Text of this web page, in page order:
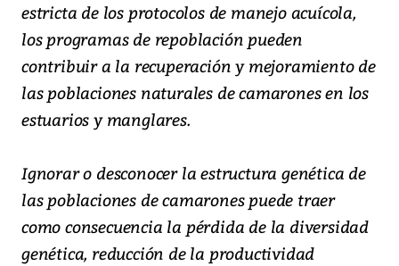
estricta de los protocolos de manejo acuícola,
los programas de repoblación pueden
contribuir a la recuperación y mejoramiento de
las poblaciones naturales de camarones en los
estuarios y manglares.
Ignorar o desconocer la estructura genética de
las poblaciones de camarones puede traer
como consecuencia la pérdida de la diversidad
genética, reducción de la productividad